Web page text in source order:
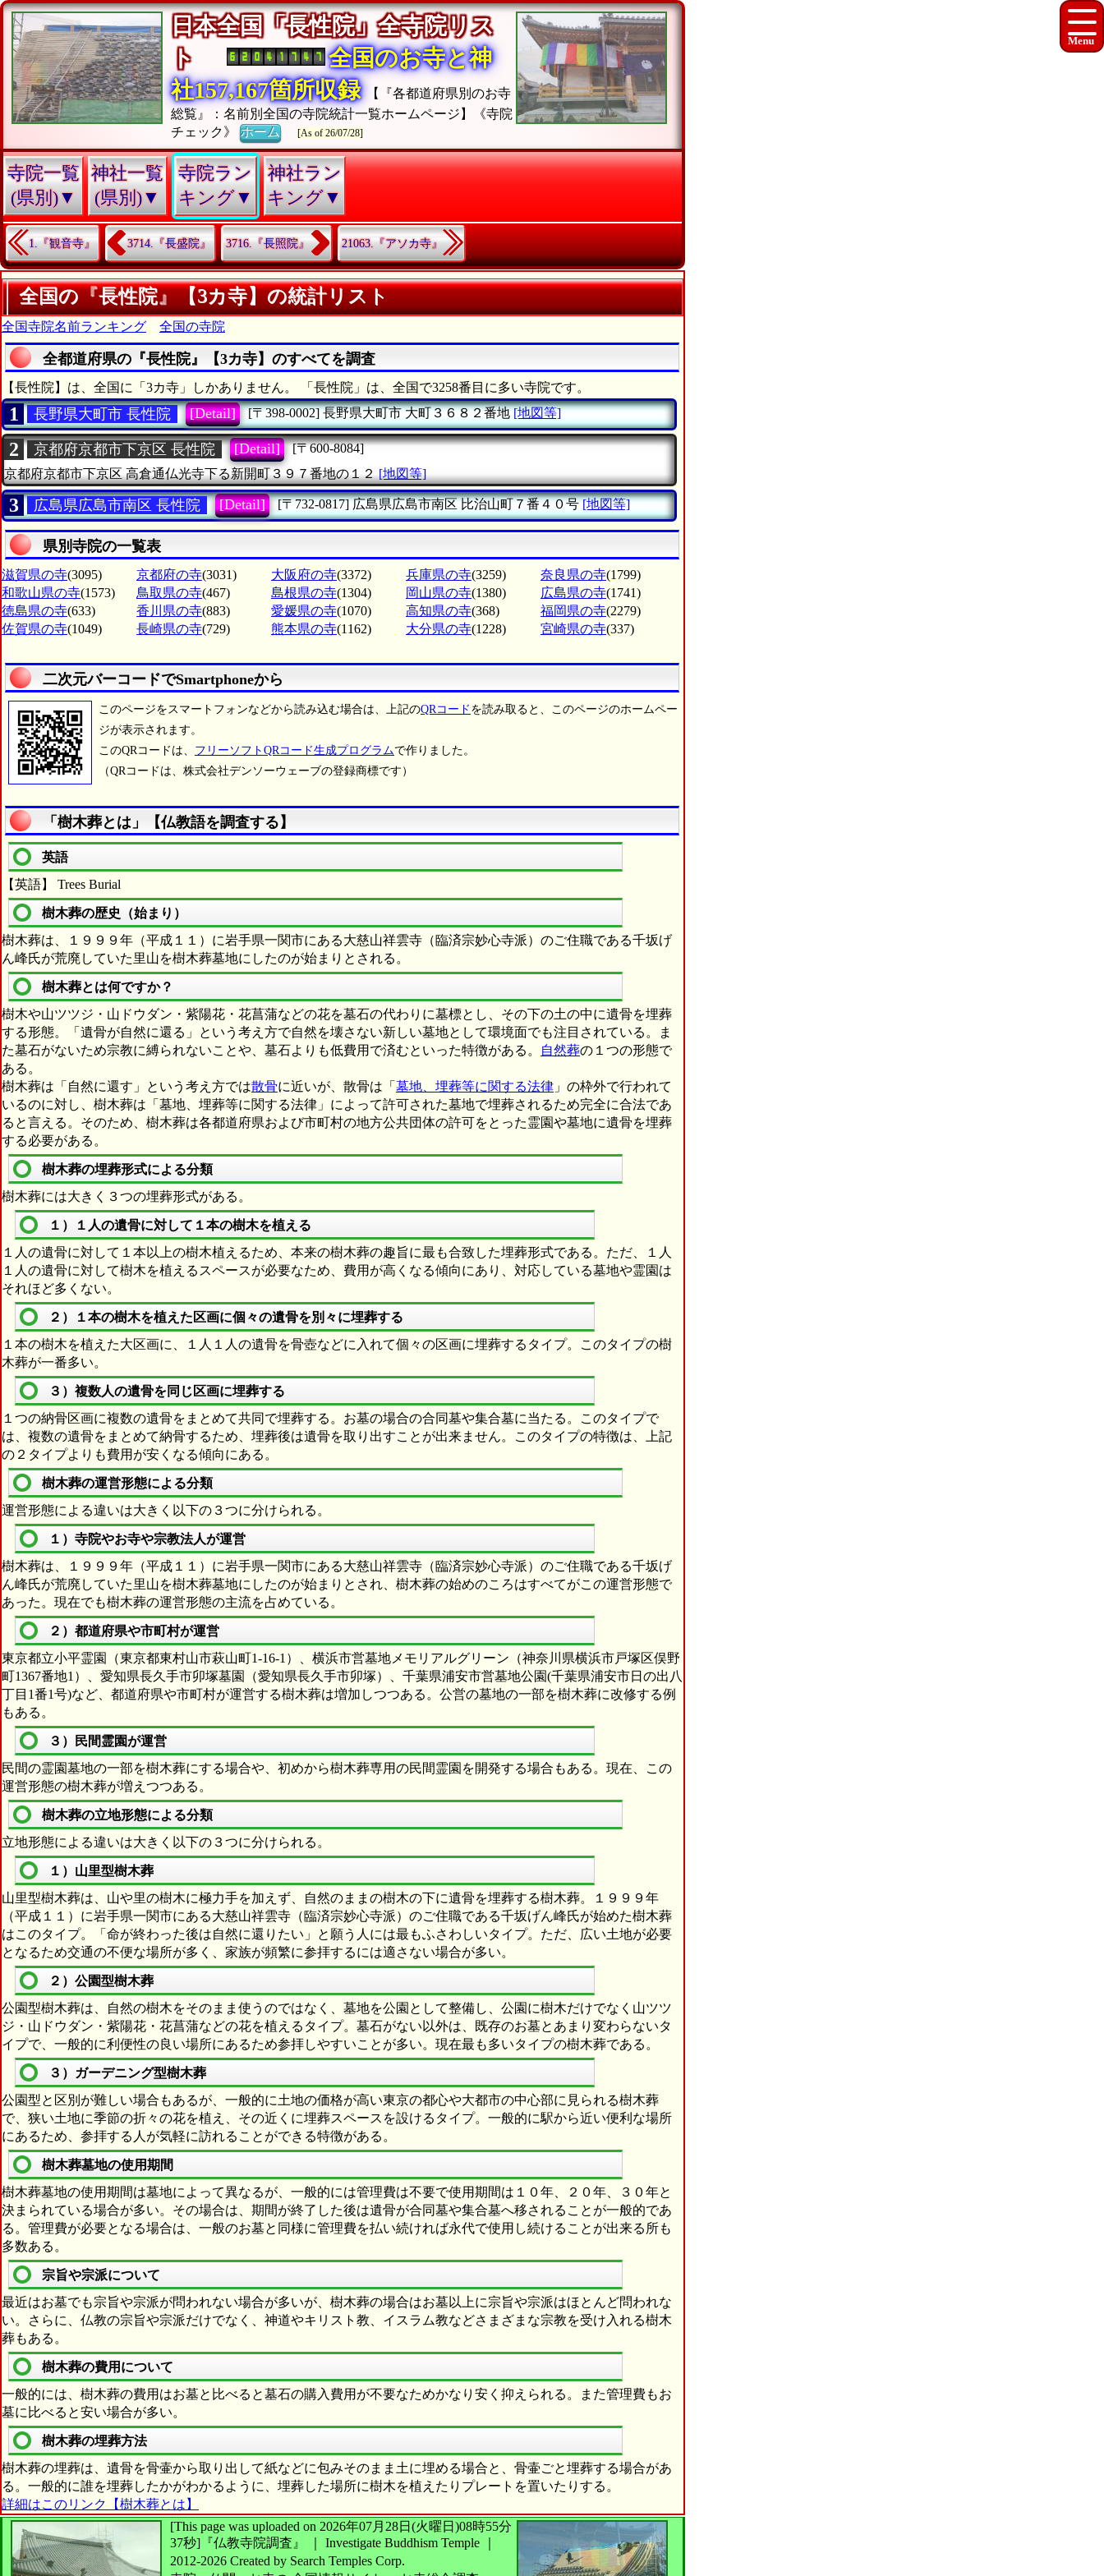
日本全国「長性院」全寺院リス
ト
全国のお寺と神
社157,167箇所収録
【『各都道府県別のお寺
総覧』：名前別全国の寺院統計一覧ホームページ】《寺院
チェック》ホーム [As of 26/07/28]
寺院一覧
(県別)▼
神社一覧
(県別)▼
寺院ラン
キング▼
神社ラン
キング▼
1.『観音寺』 3714.『長盛院』 3716.『長照院』 21063.『アソカ寺』
全国の『長性院』【3カ寺】の統計リスト
全国寺院名前ランキング 全国の寺院
全都道府県の『長性院』【3カ寺】のすべてを調査
【長性院】は、全国に「3カ寺」しかありません。 「長性院」は、全国で3258番目に多い寺院です。
1 長野県大町市 長性院 [Detail] [〒398-0002] 長野県大町市大町３６８２番地 [地図等]
2 京都府京都市下京区 長性院 [Detail]
[〒600-8084]
京都府京都市下京区 高倉通仏光寺下る新開町３９７番地の１２ [地図等]
3 広島県広島市南区 長性院 [Detail] [〒732-0817] 広島県広島市南区比治山町７番４０号 [地図等]
県別寺院の一覧表
滋賀県の寺(3095) 京都府の寺(3031) 大阪府の寺(3372) 兵庫県の寺(3259) 奈良県の寺(1799)
和歌山県の寺(1573) 鳥取県の寺(467) 島根県の寺(1304) 岡山県の寺(1380) 広島県の寺(1741)
徳島県の寺(633) 香川県の寺(883) 愛媛県の寺(1070) 高知県の寺(368) 福岡県の寺(2279)
佐賀県の寺(1049) 長崎県の寺(729) 熊本県の寺(1162) 大分県の寺(1228) 宮崎県の寺(337)
二次元バーコードでSmartphoneから
このページをスマートフォンなどから読み込む場合は、上記のQRコード を読み取ると、このページのホームペー
ジが表示されます。
このQRコードは、 フリーソフトQRコード生成プログラムで作りました。
（QRコードは、株式会社デンソーウェーブの登録商標です）
「樹木葬とは」【仏教語を調査する】
英語
【英語】 Trees Burial
樹木葬の歴史（始まり）
樹木葬は、１９９９年（平成１１）に岩手県一関市にある大慈山祥雲寺（臨済宗妙心寺派）のご住職である千坂げ
ん峰氏が荒廃していた里山を樹木葬墓地にしたのが始まりとされる。
樹木葬とは何ですか？
樹木や山ツツジ・山ドウダン・紫陽花・花菖蒲などの花を墓石の代わりに墓標とし、その下の土の中に遺骨を埋葬
する形態。「遺骨が自然に還る」という考え方で自然を壊さない新しい墓地として環境面でも注目されている。ま
た墓石がないため宗教に縛られないことや、墓石よりも低費用で済むといった特徴がある。
自然葬の１つの形態で
ある。
樹木葬は「自然に還す」という考え方では散骨に近いが、散骨は「 墓地、埋葬等に関する法律 」の枠外で行われて
いるのに対し、樹木葬は「墓地、埋葬等に関する法律」によって許可された墓地で埋葬されるため完全に合法であ
ると言える。そのため、樹木葬は各都道府県および市町村の地方公共団体の許可をとった霊園や墓地に遺骨を埋葬
する必要がある。
樹木葬の埋葬形式による分類
樹木葬には大きく３つの埋葬形式がある。
１）１人の遺骨に対して１本の樹木を植える
１人の遺骨に対して１本以上の樹木植えるため、本来の樹木葬の趣旨に最も合致した埋葬形式である。ただ、１人
１人の遺骨に対して樹木を植えるスペースが必要なため、費用が高くなる傾向にあり、対応している墓地や霊園は
それほど多くない。
２）１本の樹木を植えた区画に個々の遺骨を別々に埋葬する
１本の樹木を植えた大区画に、１人１人の遺骨を骨壺などに入れて個々の区画に埋葬するタイプ。このタイプの樹
木葬が一番多い。
３）複数人の遺骨を同じ区画に埋葬する
１つの納骨区画に複数の遺骨をまとめて共同で埋葬する。お墓の場合の合同墓や集合墓に当たる。このタイプで
は、複数の遺骨をまとめて納骨するため、埋葬後は遺骨を取り出すことが出来ません。このタイプの特徴は、上記
の２タイプよりも費用が安くなる傾向にある。
樹木葬の運営形態による分類
運営形態による違いは大きく以下の３つに分けられる。
１）寺院やお寺や宗教法人が運営
樹木葬は、１９９９年（平成１１）に岩手県一関市にある大慈山祥雲寺（臨済宗妙心寺派）のご住職である千坂げ
ん峰氏が荒廃していた里山を樹木葬墓地にしたのが始まりとされ、樹木葬の始めのころはすべてがこの運営形態で
あった。現在でも樹木葬の運営形態の主流を占めている。
２）都道府県や市町村が運営
東京都立小平霊園（東京都東村山市萩山町1-16-1）、横浜市営墓地メモリアルグリーン（神奈川県横浜市戸塚区俣野
町1367番地1）、愛知県長久手市卯塚墓園（愛知県長久手市卯塚）、千葉県浦安市営墓地公園(千葉県浦安市日の出八
丁目1番1号)など、都道府県や市町村が運営する樹木葬は増加しつつある。公営の墓地の一部を樹木葬に改修する例
もある。
３）民間霊園が運営
民間の霊園墓地の一部を樹木葬にする場合や、初めから樹木葬専用の民間霊園を開発する場合もある。現在、この
運営形態の樹木葬が増えつつある。
樹木葬の立地形態による分類
立地形態による違いは大きく以下の３つに分けられる。
１）山里型樹木葬
山里型樹木葬は、山や里の樹木に極力手を加えず、自然のままの樹木の下に遺骨を埋葬する樹木葬。１９９９年
（平成１１）に岩手県一関市にある大慈山祥雲寺（臨済宗妙心寺派）のご住職である千坂げん峰氏が始めた樹木葬
はこのタイプ。「命が終わった後は自然に還りたい」と願う人には最もふさわしいタイプ。ただ、広い土地が必要
となるため交通の不便な場所が多く、家族が頻繁に参拝するには適さない場合が多い。
２）公園型樹木葬
公園型樹木葬は、自然の樹木をそのまま使うのではなく、墓地を公園として整備し、公園に樹木だけでなく山ツツ
ジ・山ドウダン・紫陽花・花菖蒲などの花を植えるタイプ。墓石がない以外は、既存のお墓とあまり変わらないタ
イプで、一般的に利便性の良い場所にあるため参拝しやすいことが多い。現在最も多いタイプの樹木葬である。
３）ガーデニング型樹木葬
公園型と区別が難しい場合もあるが、一般的に土地の価格が高い東京の都心や大都市の中心部に見られる樹木葬
で、狭い土地に季節の折々の花を植え、その近くに埋葬スペースを設けるタイプ。一般的に駅から近い便利な場所
にあるため、参拝する人が気軽に訪れることができる特徴がある。
樹木葬墓地の使用期間
樹木葬墓地の使用期間は墓地によって異なるが、一般的には管理費は不要で使用期間は１０年、２０年、３０年と
決まられている場合が多い。その場合は、期間が終了した後は遺骨が合同墓や集合墓へ移されることが一般的であ
る。管理費が必要となる場合は、一般のお墓と同様に管理費を払い続ければ永代で使用し続けることが出来る所も
多数ある。
宗旨や宗派について
最近はお墓でも宗旨や宗派が問われない場合が多いが、樹木葬の場合はお墓以上に宗旨や宗派はほとんど問われな
い。さらに、仏教の宗旨や宗派だけでなく、神道やキリスト教、イスラム教などさまざまな宗教を受け入れる樹木
葬もある。
樹木葬の費用について
一般的には、樹木葬の費用はお墓と比べると墓石の購入費用が不要なためかなり安く抑えられる。また管理費もお
墓に比べると安い場合が多い。
樹木葬の埋葬方法
樹木葬の埋葬は、遺骨を骨壷から取り出して紙などに包みそのまま土に埋める場合と、骨壷ごと埋葬する場合があ
る。一般的に誰を埋葬したかがわかるように、埋葬した場所に樹木を植えたりプレートを置いたりする。
詳細はこのリンク【樹木葬とは】
[This page was uploaded on 2026年07月28日(火曜日)08時55分
37秒] 『仏教寺院調査』 ｜ Investigate Buddhism Temple
2012-2026 Created by Search Temples Corp.